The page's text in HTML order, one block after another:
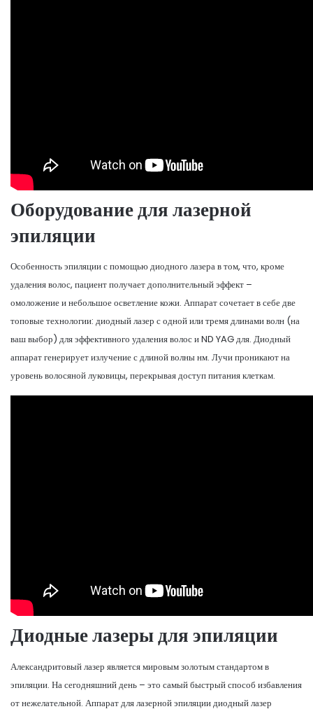
Оборудование для лазерной
эпиляции
Особенность эпиляции с помощью диодного лазера в том, что, кроме
удаления волос, пациент получает дополнительный эффект –
омоложение и небольшое осветление кожи. Аппарат сочетает в себе две
топовые технологии: диодный лазер с одной или тремя длинами волн (на
ваш выбор) для эффективного удаления волос и ND YAG для. Диодный
аппарат генерирует излучение с длиной волны нм. Лучи проникают на
уровень волосяной луковицы, перекрывая доступ питания клеткам.
Диодные лазеры для эпиляции
Александритовый лазер является мировым золотым стандартом в
эпиляции. На сегодняшний день – это самый быстрый способ избавления
от нежелательной. Аппарат для лазерной эпиляции диодный лазер